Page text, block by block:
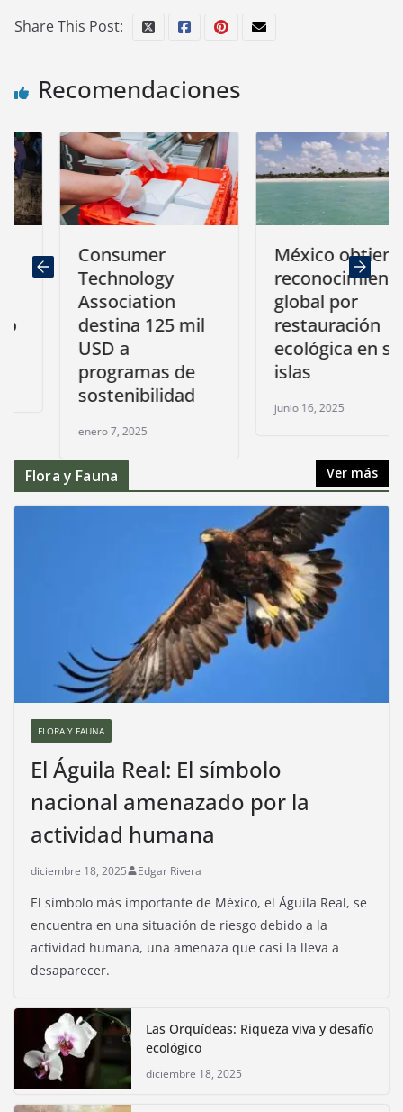
Share This Post:
Recomendaciones
Consumer
Technology
Association
destina 125 mil
USD a
programas de
sostenibilidad
enero 7, 2025
México obtiene
reconocimiento
global por
restauración
ecológica en sus
junio 16, 2025
Flora y Fauna Ver más
FLORA Y FAUNA
El Águila Real: El símbolo
nacional amenazado por la
actividad humana
diciembre 18, 2025 Edgar Rivera
El símbolo más importante de México, el Águila Real, se
encuentra en una situación de riesgo debido a la
actividad humana, una amenaza que casi la lleva a
desaparecer.
Las Orquídeas: Riqueza viva y desafío
ecológico
diciembre 18, 2025